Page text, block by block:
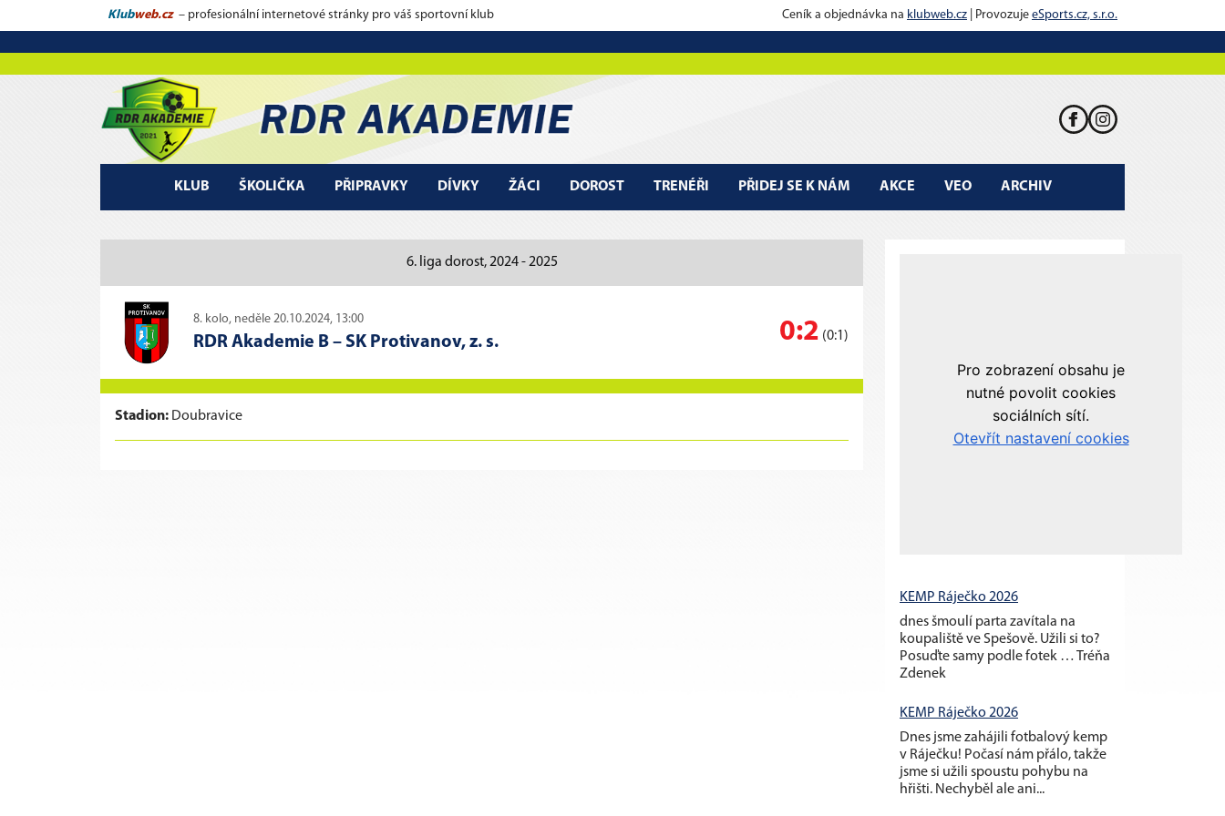
Klubweb.cz – profesionální internetové stránky pro váš sportovní klub Ceník a objednávka na klubweb.cz | Provozuje eSports.cz, s.r.o.
KLUB ŠKOLIČKA PŘIPRAVKY DÍVKY ŽÁCI DOROST TRENÉŘI PŘIDEJ SE K NÁM AKCE VEO ARCHIV
6. liga dorost, 2024 - 2025
8. kolo, neděle 20.10.2024, 13:00
RDR Akademie B – SK Protivanov, z. s. 0:2 (0:1)
Stadion: Doubravice
KEMP Ráječko 2026
dnes šmoulí parta zavítala na
koupaliště ve Spešově. Užili si to?
Posuďte samy podle fotek … Tréňa
Zdenek
KEMP Ráječko 2026
Dnes jsme zahájili fotbalový kemp
v Ráječku! Počasí nám přálo, takže
jsme si užili spoustu pohybu na
hřišti. Nechyběl ale ani...